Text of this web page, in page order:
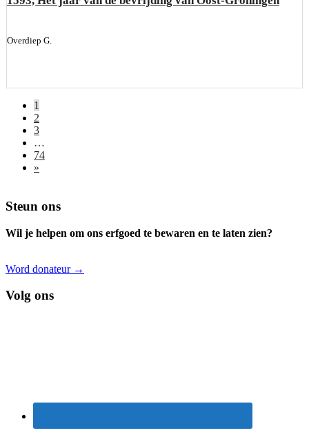
Overdiep G.
1
2
3
…
74
»
Footer
Steun ons
Wil je helpen om ons erfgoed te bewaren en te laten zien?
Word donateur →
Volg ons